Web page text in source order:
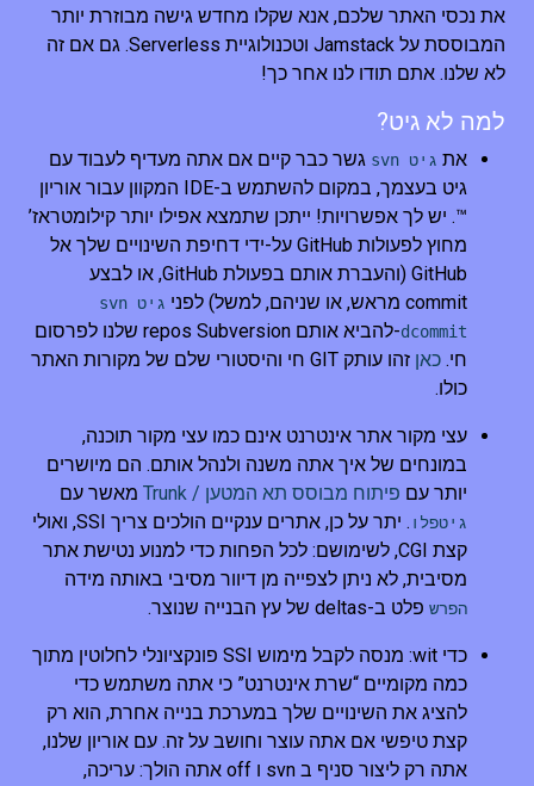
את נכסי האתר שלכם, אנא שקלו מחדש גישה מבוזרת יותר
המבוססת על Jamstack וטכנולוגיית Serverless. גם אם זה
לא שלנו. אתם תודו לנו אחר כך!
למה לא גיט?
את גיט svn
גשר כבר קיים אם אתה מעדיף לעבוד עם
גיט בעצמך, במקום להשתמש ב-IDE המקוון עבור אוריון
™. יש לך אפשרויות! ייתכן שתמצא אפילו יותר קילומטראז’
מחוץ לפעולות GitHub על-ידי דחיפת השינויים שלך אל
GitHub (והעברת אותם בפעולת GitHub, או לבצע
commit מראש, או שניהם, למשל) לפני
גיט svn
dcommit
-להביא אותם repos Subversion שלנו לפרסום
חי. כאן
זהו עותק GIT חי והיסטורי שלם של מקורות האתר
כולו.
עצי מקור אתר אינטרנט אינם כמו עצי מקור תוכנה,
במונחים של איך אתה משנה ולנהל אותם. הם מיושרים
יותר עם פיתוח מבוסס תא המטען / Trunk מאשר עם
גיטפלו
. יתר על כן, אתרים ענקיים הולכים צריך SSI, ואולי
קצת CGI, לשימושם: לכל הפחות כדי למנוע נטישת אתר
מסיבית, לא ניתן לצפייה מן דיוור מסיבי באותה מידה
הפרש פלט ב-deltas של עץ הבנייה שנוצר.
כדי wit: מנסה לקבל מימוש SSI פונקציונלי לחלוטין מתוך
כמה מקומיים “שרת אינטרנט” כי אתה משתמש כדי
להציג את השינויים שלך במערכת בנייה אחרת, הוא רק
קצת טיפשי אם אתה עוצר וחושב על זה. עם אוריון שלנו,
אתה רק ליצור סניף ב svn ו off אתה הולך: עריכה,